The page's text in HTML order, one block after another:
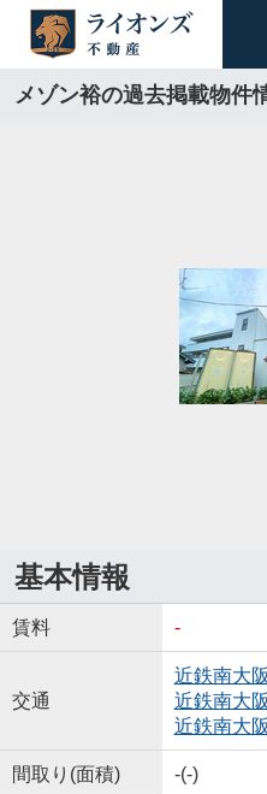
メゾン裕の過去掲載物件
基本情報
賃料 -
交通
近鉄南大
近鉄南大
近鉄南大
間取り(面積) -(-)